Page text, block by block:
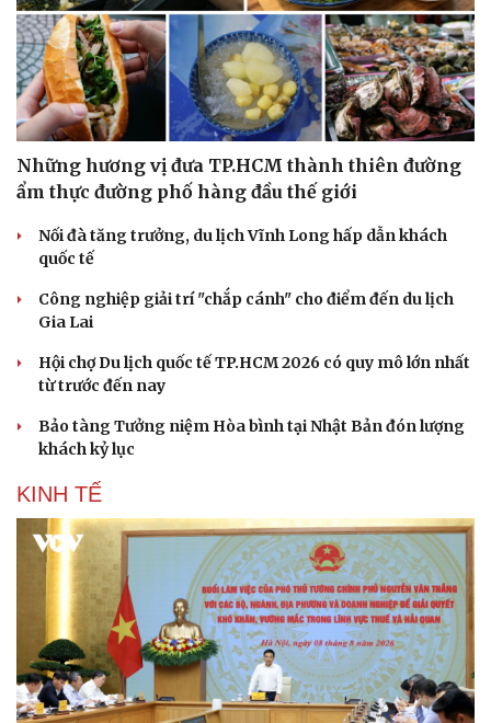
Văn hóa
Sân khấu - Điện ảnh
Văn học
Âm nhạc
Di sản
Giải trí
Nghệ sĩ
Thời trang
Sao Việt
Những hương vị đưa TP.HCM thành thiên đường
ẩm thực đường phố hàng đầu thế giới
Nối đà tăng trưởng, du lịch Vĩnh Long hấp dẫn khách
quốc tế
Công nghiệp giải trí "chắp cánh" cho điểm đến du lịch
Gia Lai
Hội chợ Du lịch quốc tế TP.HCM 2026 có quy mô lớn nhất
từ trước đến nay
Bảo tàng Tưởng niệm Hòa bình tại Nhật Bản đón lượng
khách kỷ lục
KINH TẾ